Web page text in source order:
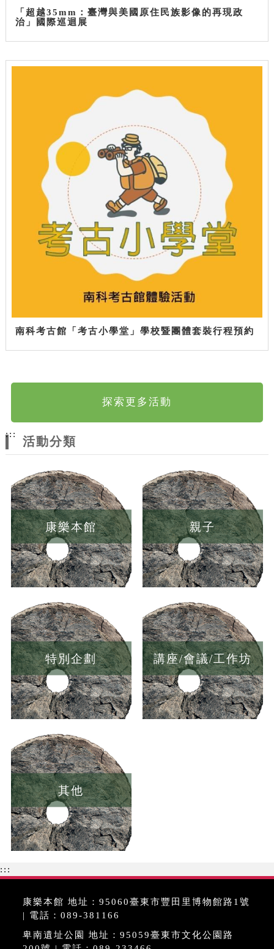
「超越35mm：臺灣與美國原住民族影像的再現政
治」國際巡迴展
南科考古館「考古小學堂」學校暨團體套裝行程預約
探索更多活動
:::
活動分類
康樂本館 親子
特別企劃 講座/會議/工作坊
其他
:::
康樂本館 地址：95060臺東市豐田里博物館路1號
| 電話：089-381166
卑南遺址公園 地址：95059臺東市文化公園路